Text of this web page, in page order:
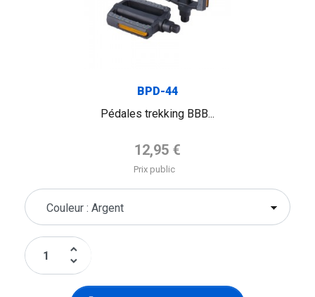
BPD-44
Pédales trekking BBB...
Prix de base
12,95 €
Prix public
keyboard_arrow_up
keyboard_arrow_down